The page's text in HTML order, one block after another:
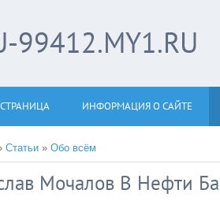
99412.MY1.RU
ИНФОРМАЦИЯ О САЙТЕ
Статьи » Обо всём
Мочалов В Нефти